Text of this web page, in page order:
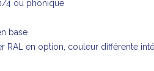
4 ou phonique
base
RAL en option, couleur différente